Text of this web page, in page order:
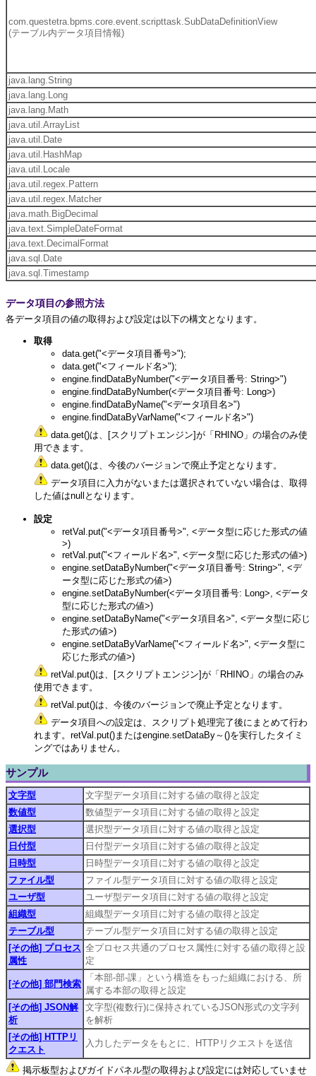
com.questetra.bpms.core.event.scripttask.SubDataDefinitionView
(テーブル内データ項目情報)
java.lang.String
java.lang.Long
java.lang.Math
java.util.ArrayList
java.util.Date
java.util.HashMap
java.util.Locale
java.util.regex.Pattern
java.util.regex.Matcher
java.math.BigDecimal
java.text.SimpleDateFormat
java.text.DecimalFormat
java.sql.Date
java.sql.Timestamp
データ項目の参照方法
各データ項目の値の取得および設定は以下の構文となります。
取得
data.get("<データ項目番号>");
data.get("<フィールド名>");
engine.findDataByNumber("<データ項目番号: String>")
engine.findDataByNumber(<データ項目番号: Long>)
engine.findDataByName("<データ項目名>")
engine.findDataByVarName("<フィールド名>")
data.get()は、[スクリプトエンジン]が「RHINO」の場合のみ使
用できます。
data.get()は、今後のバージョンで廃止予定となります。
データ項目に入力がないまたは選択されていない場合は、取得
した値はnullとなります。
設定
retVal.put("<データ項目番号>", <データ型に応じた形式の値
>)
retVal.put("<フィールド名>", <データ型に応じた形式の値>)
engine.setDataByNumber("<データ項目番号: String>", <デ
ータ型に応じた形式の値>)
engine.setDataByNumber(<データ項目番号: Long>, <データ
型に応じた形式の値>)
engine.setDataByName("<データ項目名>", <データ型に応じ
た形式の値>)
engine.setDataByVarName("<フィールド名>", <データ型に
応じた形式の値>)
retVal.put()は、[スクリプトエンジン]が「RHINO」の場合のみ
使用できます。
retVal.put()は、今後のバージョンで廃止予定となります。
データ項目への設定は、スクリプト処理完了後にまとめて行わ
れます。retVal.put()またはengine.setDataBy～()を実行したタイミ
ングではありません。
サンプル
文字型
文字型データ項目に対する値の取得と設定
数値型
数値型データ項目に対する値の取得と設定
選択型
選択型データ項目に対する値の取得と設定
日付型
日付型データ項目に対する値の取得と設定
日時型
日時型データ項目に対する値の取得と設定
ファイル型
ファイル型データ項目に対する値の取得と設定
ユーザ型
ユーザ型データ項目に対する値の取得と設定
組織型
組織型データ項目に対する値の取得と設定
テーブル型
テーブル型データ項目に対する値の取得と設定
[その他] プロセス
属性
全プロセス共通のプロセス属性に対する値の取得と設
定
[その他] 部門検索
「本部-部-課」という構造をもった組織における、所
属する本部の取得と設定
[その他] JSON解
析
文字型(複数行)に保持されているJSON形式の文字列
を解析
[その他] HTTPリ
クエスト
入力したデータをもとに、HTTPリクエストを送信
掲示板型およびガイドパネル型の取得および設定には対応していませ